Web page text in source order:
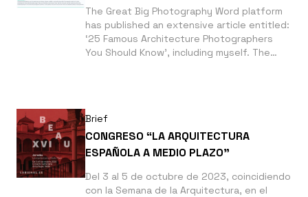
The Great Big Photography Word platform
has published an extensive article entitled:
‘25 Famous Architecture Photographers
You Should Know’, including myself. The
Brief
CONGRESO “LA ARQUITECTURA
ESPAÑOLA A MEDIO PLAZO”
Del 3 al 5 de octubre de 2023, coincidiendo
con la Semana de la Arquitectura, en el